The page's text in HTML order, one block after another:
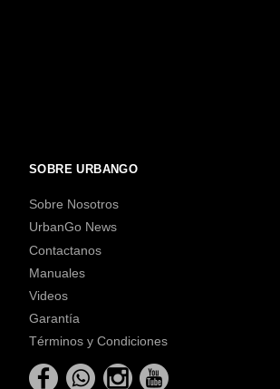
SOBRE URBANGO
Sobre Nosotros
UrbanGo News
Contactanos
Manuales
Videos
Garantía
Términos y Condiciones